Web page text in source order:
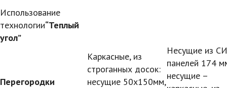
Использование
технологии“Теплый
угол”
Перегородки
Каркасные, из
строганных досок:
несущие 50х150мм,
Несущие из
панелей 174
несущие –